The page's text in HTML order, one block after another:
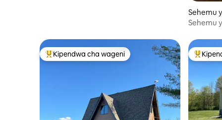
Sehemu
d
Sehemu
Kipendwa maarufu cha wageni
Kipendwa cha wageni